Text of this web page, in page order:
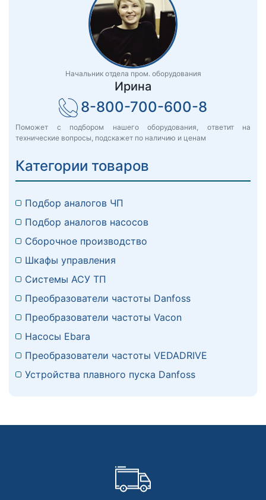
Начальник отдела пром. оборудования
Ирина
8-800-700-600-8
Поможет с подбором нашего оборудования, ответит на
технические вопросы, подскажет по наличию и ценам
Категории товаров
Подбор аналогов ЧП
Подбор аналогов насосов
Сборочное производство
Шкафы управления
Системы АСУ ТП
Преобразователи частоты Danfoss
Преобразователи частоты Vacon
Насосы Ebara
Преобразователи частоты VEDADRIVE
Устройства плавного пуска Danfoss